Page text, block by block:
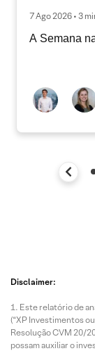
7 Ago 2026 • 3
A Semana
Disclaimer:
Este relatório de
(“XP Investimentos
Resolução CVM 20/
possam auxiliar o